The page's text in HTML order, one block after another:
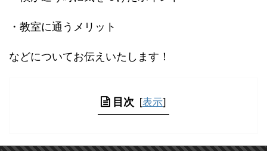
・教室に通うメリット
などについてお伝えいたします！
目次 [表示]